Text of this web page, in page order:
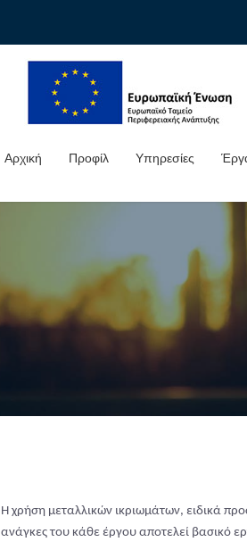
Αρχική Προφίλ Υπηρεσίες
Η χρήση μεταλλικών ικριωμάτων, ειδικά
ανάγκες του κάθε έργου αποτελεί βασικό